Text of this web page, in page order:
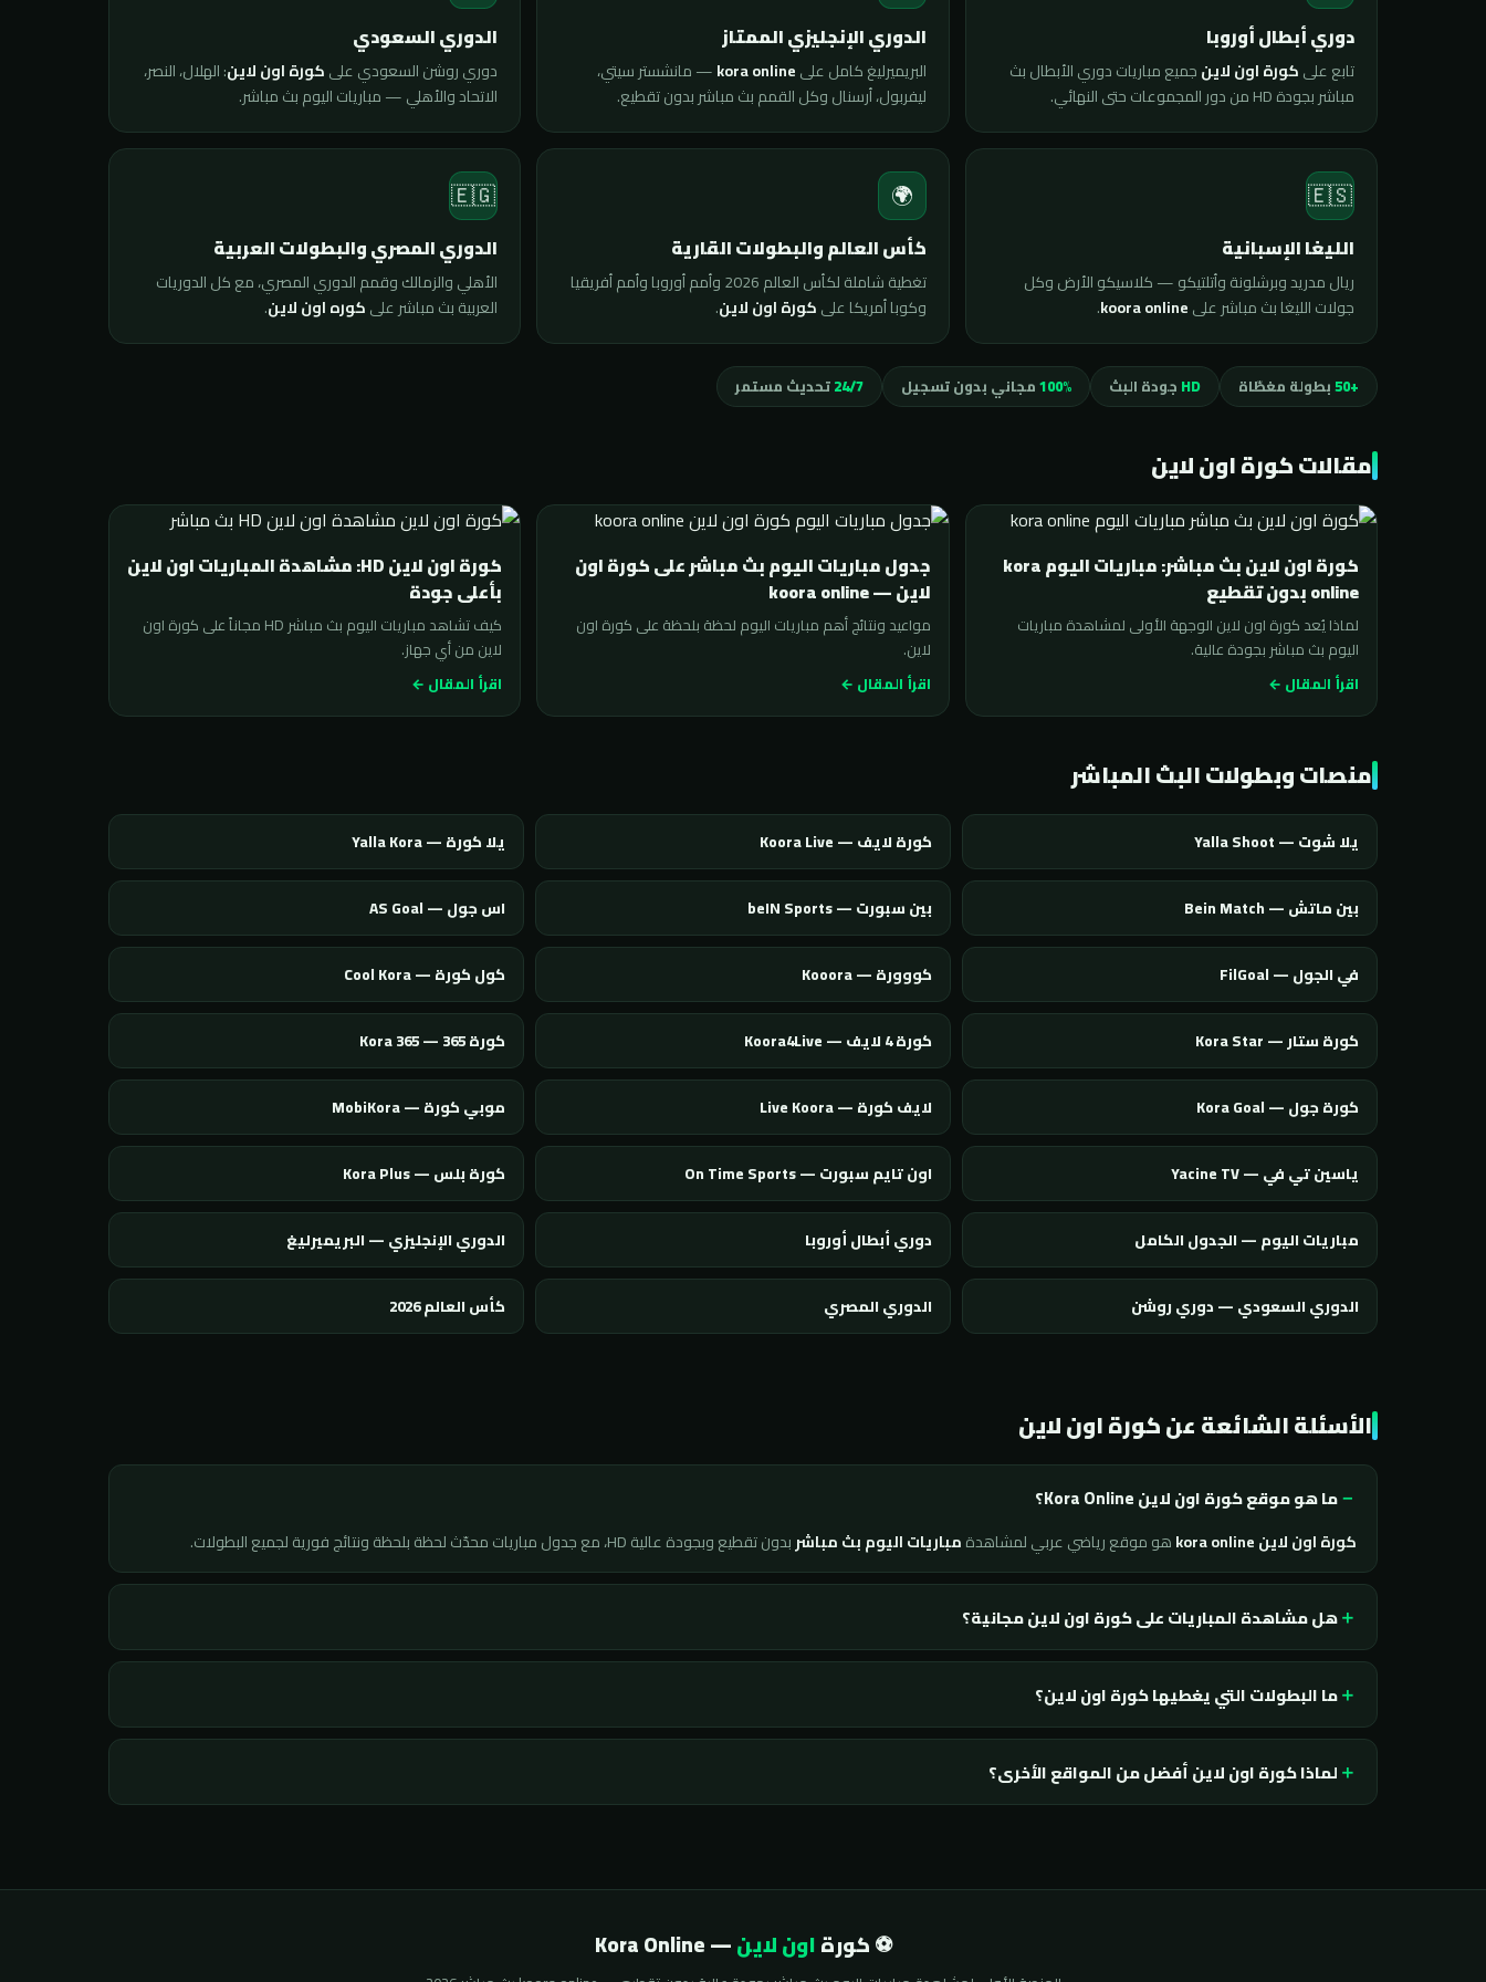
دوري أبطال أوروبا
تابع علىكورة اون لاينجميع مباريات دوري الأبطال بث
مباشر بجودة HD من دور المجموعات حتى النهائي.
الدوري الإنجليزي الممتاز
البريميرليغ كامل علىkora online— مانشستر سيتي،
ليفربول، أرسنال وكل القمم بث مباشر بدون تقطيع.
الدوري السعودي
دوري روشن السعودي علىكورة اون لاين: الهلال، النصر،
الاتحاد والأهلي — مباريات اليوم بث مباشر.
🇪🇸
الليغا الإسبانية
ريال مدريد وبرشلونة وأتلتيكو — كلاسيكو الأرض وكل
جولات الليغا بث مباشر علىkoora online
.
🌍
كأس العالم والبطولات القارية
تغطية شاملة لكأس العالم 2026 وأمم أوروبا وأمم أفريقيا
وكوبا أمريكا علىكورة اون لاين.
🇪🇬
الدوري المصري والبطولات العربية
الأهلي والزمالك وقمم الدوري المصري، مع كل الدوريات
العربية بث مباشر علىكوره اون لاين.
+50 بطولة مغطّاة HD جودة البث 100%مجاني بدون تسجيل 24/7تحديث مستمر
مقالات كورة اون لاين
كورة اون لاين بث مباشر: مباريات اليوم kora
online بدون تقطيع
لماذا يُعد كورة اون لاين الوجهة الأولى لمشاهدة مباريات
اليوم بث مباشر بجودة عالية.
اقرأ المقال ←
جدول مباريات اليوم بث مباشر على كورة اون
لاين — koora online
مواعيد ونتائج أهم مباريات اليوم لحظة بلحظة على كورة اون
لاين.
اقرأ المقال ←
كورة اون لاين HD: مشاهدة المباريات اون لاين
بأعلى جودة
كيف تشاهد مباريات اليوم بث مباشر HD مجاناً على كورة اون
لاين من أي جهاز.
اقرأ المقال ←
منصات وبطولات البث المباشر
يلا شوت — Yalla Shoot كورة لايف — Koora Live يلا كورة — Yalla Kora
بين ماتش — Bein Match بين سبورت — beIN Sports اس جول — AS Goal
في الجول — FilGoal كووورة — Kooora كول كورة — Cool Kora
كورة ستار — Kora Star كورة 4 لايف — Koora4Live كورة 365 — Kora 365
كورة جول — Kora Goal لايف كورة — Live Koora موبي كورة — MobiKora
ياسين تي في — Yacine TV اون تايم سبورت — On Time Sports كورة بلس — Kora Plus
مباريات اليوم — الجدول الكامل دوري أبطال أوروبا الدوري الإنجليزي — البريميرليغ
الدوري السعودي — دوري روشن الدوري المصري كأس العالم 2026
الأسئلة الشائعة عن كورة اون لاين
ما هو موقع كورة اون لاين Kora Online؟
كورة اون لاين kora online هو موقع رياضي عربي لمشاهدةمباريات اليوم بث مباشربدون تقطيع وبجودة عالية HD، مع جدول مباريات محدّث لحظة بلحظة ونتائج فورية لجميع البطولات.
هل مشاهدة المباريات على كورة اون لاين مجانية؟
ما البطولات التي يغطيها كورة اون لاين؟
لماذا كورة اون لاين أفضل من المواقع الأخرى؟
⚽ كورةاون لاين— Kora Online